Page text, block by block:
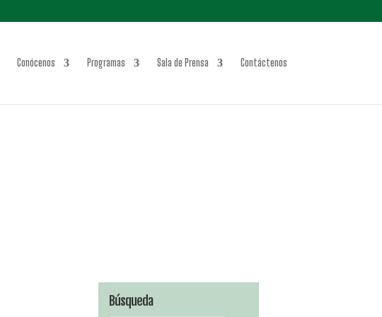
Conócenos Programas Sala de Prensa Contáctenos
Búsqueda